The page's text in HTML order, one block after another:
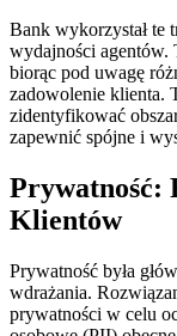
Bank wykorzystał te
wydajności agentów.
biorąc pod uwagę
zadowolenie klienta.
zidentyfikować
zapewnić spójne i
Prywatność:
Klientów
Prywatność była
wdrażania.
prywatności w celu